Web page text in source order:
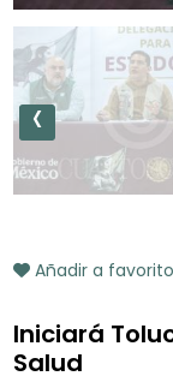
‹
Añadir a
Iniciará
Salud